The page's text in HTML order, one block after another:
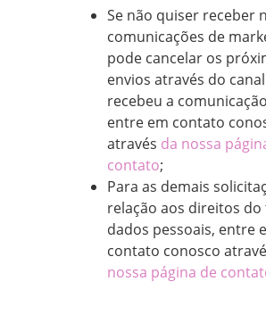
Se não quiser receber
comunicações de
pode cancelar os
envios através do
recebeu a
entre em contato
através da nossa
contato;
Para as demais
relação aos direitos
dados pessoais, entre
contato conosco
nossa página de